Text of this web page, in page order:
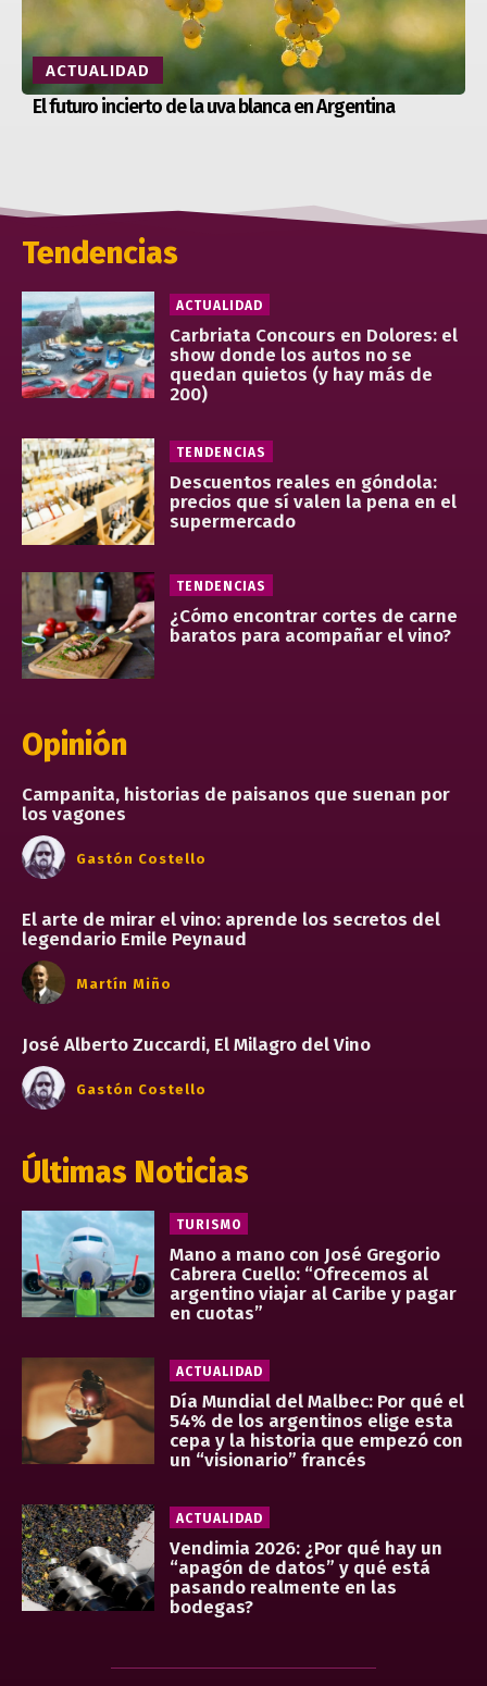
ACTUALIDAD
El futuro incierto de la uva blanca en Argentina
Tendencias
ACTUALIDAD
Carbriata Concours en Dolores: el
show donde los autos no se
quedan quietos (y hay más de
200)
TENDENCIAS
Descuentos reales en góndola:
precios que sí valen la pena en el
supermercado
TENDENCIAS
¿Cómo encontrar cortes de carne
baratos para acompañar el vino?
Opinión
Campanita, historias de paisanos que suenan por
los vagones
Gastón Costello
El arte de mirar el vino: aprende los secretos del
legendario Emile Peynaud
Martín Miño
José Alberto Zuccardi, El Milagro del Vino
Gastón Costello
Últimas Noticias
TURISMO
Mano a mano con José Gregorio
Cabrera Cuello: “Ofrecemos al
argentino viajar al Caribe y pagar
en cuotas”
ACTUALIDAD
Día Mundial del Malbec: Por qué el
54% de los argentinos elige esta
cepa y la historia que empezó con
un “visionario” francés
ACTUALIDAD
Vendimia 2026: ¿Por qué hay un
“apagón de datos” y qué está
pasando realmente en las
bodegas?